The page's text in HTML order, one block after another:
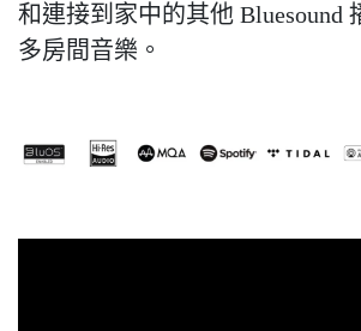
和連接到家中的其他 Bluesound
多房間音樂。